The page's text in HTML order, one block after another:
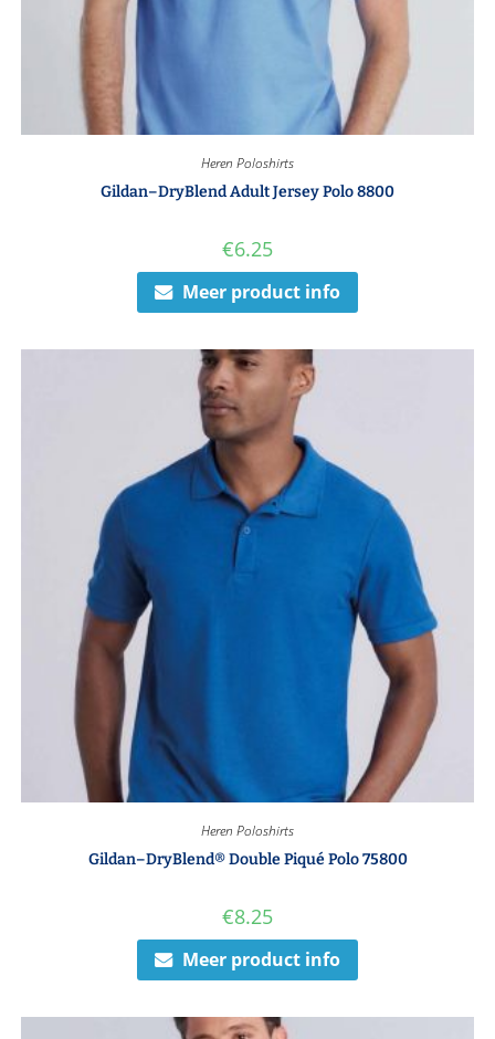
Heren Poloshirts
Gildan–DryBlend Adult Jersey Polo 8800
€6.25
Meer product info
Heren Poloshirts
Gildan–DryBlend® Double Piqué Polo 75800
€8.25
Meer product info